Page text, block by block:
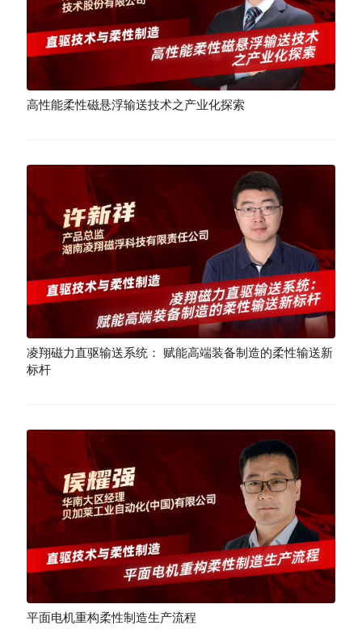
高性能柔性磁悬浮输送技术之产业化探索
凌翔磁力直驱输送系统： 赋能高端装备制造的柔性输送新
标杆
平面电机重构柔性制造生产流程